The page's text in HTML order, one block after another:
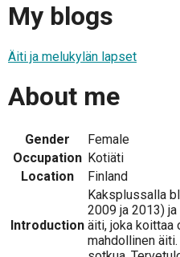
My blogs
Äiti ja melukylän lapset
About me
Gender
Female
Occupation Kotiäti
Location
Finland
Introduction
Kaksplussalla
2009 ja 2013)
äiti, joka koittaa
mahdollinen